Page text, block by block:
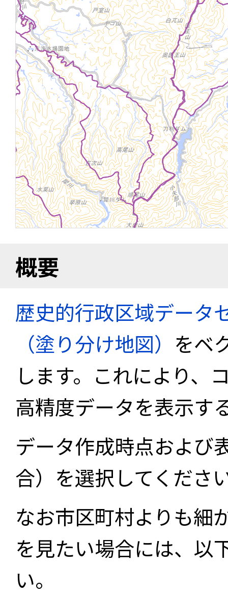
概要
歴史的行政区域データ
（塗り分け地図） をベ
します。これにより、
高精度データを表示す
データ作成時点および
合）を選択してくださ
なお市区町村よりも細
を見たい場合には、以
い。